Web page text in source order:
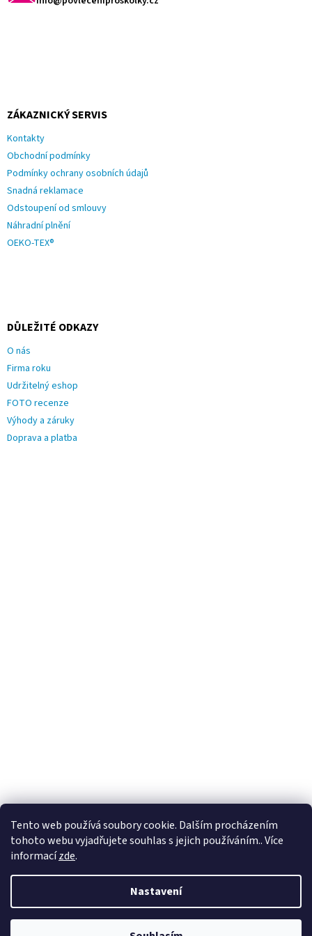
Tento web používá soubory cookie. Dalším procházením
tohoto webu vyjadřujete souhlas s jejich používáním.. Více
informacízde.
Nastavení
ZÁKAZNICKÝ SERVIS
Kontakty
Obchodní podmínky
Podmínky ochrany osobních údajů
Snadná reklamace
Odstoupení od smlouvy
Náhradní plnění
OEKO-TEX®
DŮLEŽITÉ ODKAZY
O nás
Firma roku
Udržitelný eshop
FOTO recenze
Výhody a záruky
Doprava a platba
Copyright ©2012 - 2026Povleceniproskolky.cz, Malé náměstí 104,